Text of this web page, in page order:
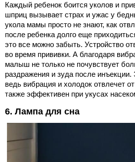
Каждый ребенок боится уколов и
шприц вызывает страх и ужас у
укола мамы просто не знают, как
после ребенка долго еще
это все можно забыть. Устройство
во время прививки. А благодаря
малыш не только не почувствует
раздражения и зуда после инъекции.
ведь вибрация и холодок отвлечет
также эффективен при укусах
6. Лампа для сна